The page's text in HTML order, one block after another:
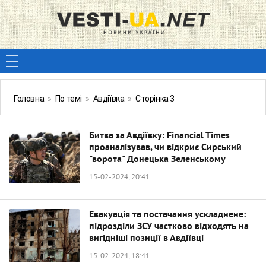
Головна » По темі » Авдіївка » Сторінка 3
Битва за Авдіївку: Financial Times
проаналізував, чи відкриє Сирський
"ворота" Донецька Зеленському
15-02-2024, 20:41
Евакуація та постачання ускладнене:
підрозділи ЗСУ частково відходять на
вигідніші позиції в Авдіївці
15-02-2024, 18:41